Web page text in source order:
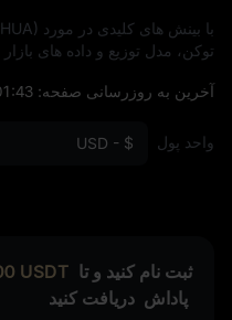
توکن، مدل توزیع و داده‌ های
آخرین به‌ روزرسانی صفحه:
واحد پول USD - $
ثبت نام کنید و تا USDT
پاداش دریافت کنید